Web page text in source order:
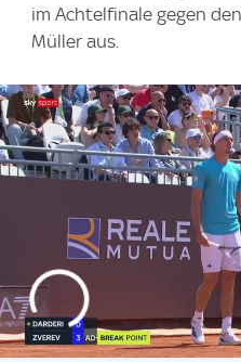
im Achtelfinale gegen
Müller aus.